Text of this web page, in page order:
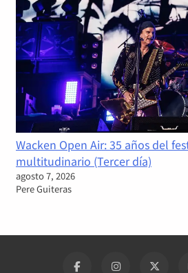
Wacken Open Air: 35 años del
multitudinario (Tercer día)
agosto 7, 2026
Pere Guiteras